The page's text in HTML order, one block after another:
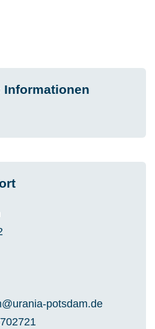
Informationen
potsdam.de